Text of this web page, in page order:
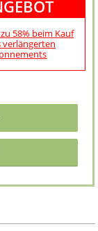
58% beim Kauf
verlängerten